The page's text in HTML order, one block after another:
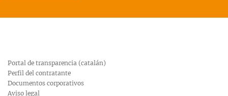
Portal de transparencia (catalán)
Perfil del contratante
Documentos corporativos
Aviso legal